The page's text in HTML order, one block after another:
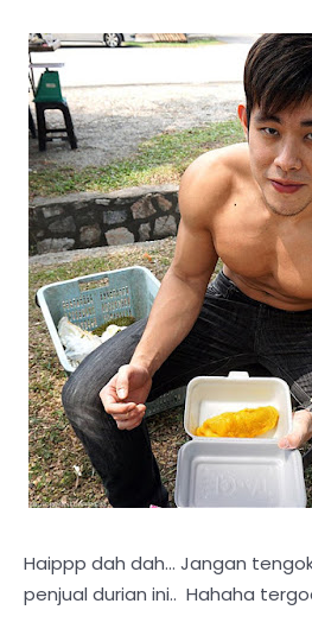
Haippp dah dah... Jangan
penjual durian ini.. Hahaha